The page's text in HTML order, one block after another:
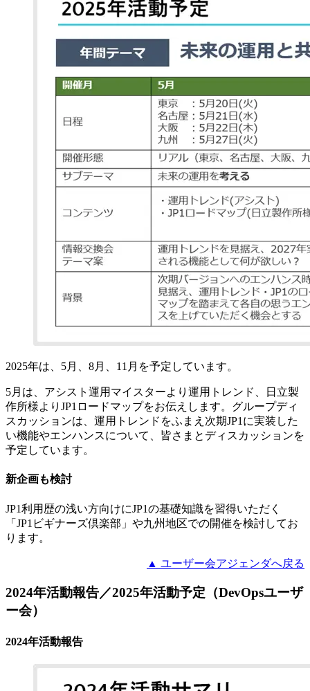
2025年は、5月、8月、11月を予定しています。
5月は、アシスト運用マイスターより運用トレンド、日立製
作所様よりJP1ロードマップをお伝えします。グループディ
スカッションは、運用トレンドをふまえ次期JP1に実装した
い機能やエンハンスについて、皆さまとディスカッションを
予定しています。
新企画も検討
JP1利用歴の浅い方向けにJP1の基礎知識を習得いただく
「JP1ビギナーズ倶楽部」や九州地区での開催を検討してお
ります。
▲ ユーザー会アジェンダへ戻る
2024年活動報告／2025年活動予定（DevOpsユーザ
ー会）
2024年活動報告